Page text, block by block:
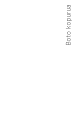
Boto kopurua